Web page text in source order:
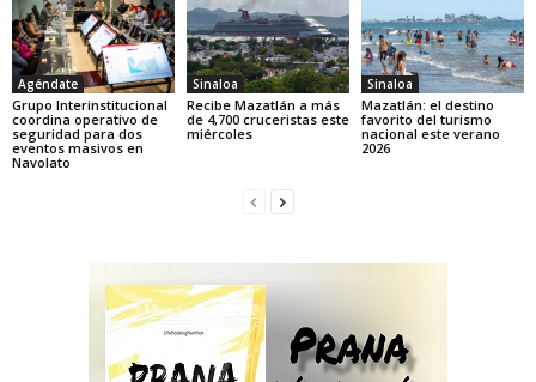
Agéndate
Grupo Interinstitucional
coordina operativo de
seguridad para dos
eventos masivos en
Navolato
Sinaloa
Recibe Mazatlán a más
de 4,700 cruceristas este
miércoles
Sinaloa
Mazatlán: el destino
favorito del turismo
nacional este verano
2026